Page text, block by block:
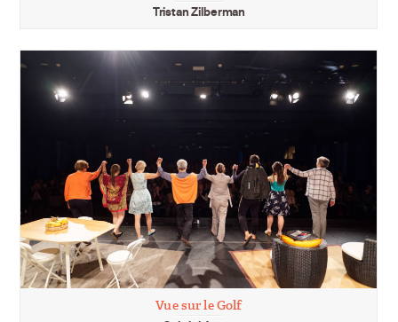
Tristan Zilberman
Vue sur le Golf